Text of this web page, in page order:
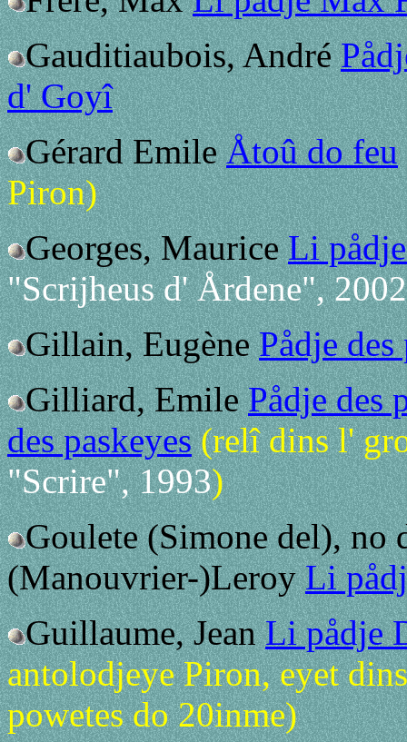
Gauditiaubois, André
d' Goyî
Gérard EmileÅtoû do feu
Piron)
Georges, MauriceLi
"Scrijheus d' Årdene",
Gillain, EugènePådje
Gilliard, EmilePådje des
des paskeyes (relî dins l'
"Scrire", 1993)
Goulete (Simone del), no
(Manouvrier-)LeroyLi
Guillaume, JeanLi pådje
antolodjeye Piron, eyet
powetes do 20inme)